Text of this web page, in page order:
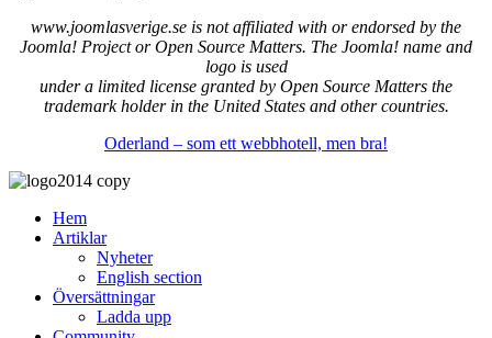
www.joomlasverige.se is not affiliated with or endorsed by the
Joomla! Project or Open Source Matters. The Joomla! name and
logo is used
under a limited license granted by Open Source Matters the
trademark holder in the United States and other countries.
Oderland – som ett webbhotell, men bra!
Hem
Artiklar
Nyheter
English section
Översättningar
Ladda upp